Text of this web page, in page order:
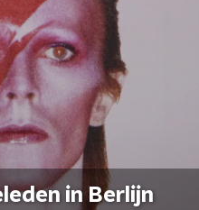
in Berlijn